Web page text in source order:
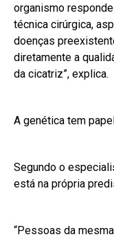
organismo
técnica cirúrgica,
doenças
diretamente a
da cicatriz”, explica.
A genética tem
Segundo o
está na própria
“Pessoas da